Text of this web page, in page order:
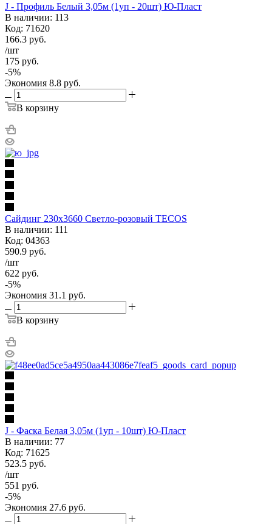
J - Профиль Белый 3,05м (1уп - 20шт) Ю-Пласт
В наличии: 113
Код: 71620
166.3 руб.
/шт
175 руб.
-5%
Экономия 8.8 руб.
В корзину
Сайдинг 230х3660 Светло-розовый TECOS
В наличии: 111
Код: 04363
590.9 руб.
/шт
622 руб.
-5%
Экономия 31.1 руб.
В корзину
J - Фаска Белая 3,05м (1уп - 10шт) Ю-Пласт
В наличии: 77
Код: 71625
523.5 руб.
/шт
551 руб.
-5%
Экономия 27.6 руб.